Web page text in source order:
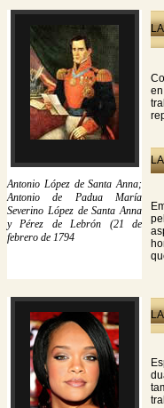
Antonio López de Santa Anna;
Antonio de Padua María
Severino López de Santa Anna
y Pérez de Lebrón (21 de
febrero de 1794